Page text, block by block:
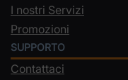
I nostri Servizi
Promozioni
SUPPORTO
Contattaci